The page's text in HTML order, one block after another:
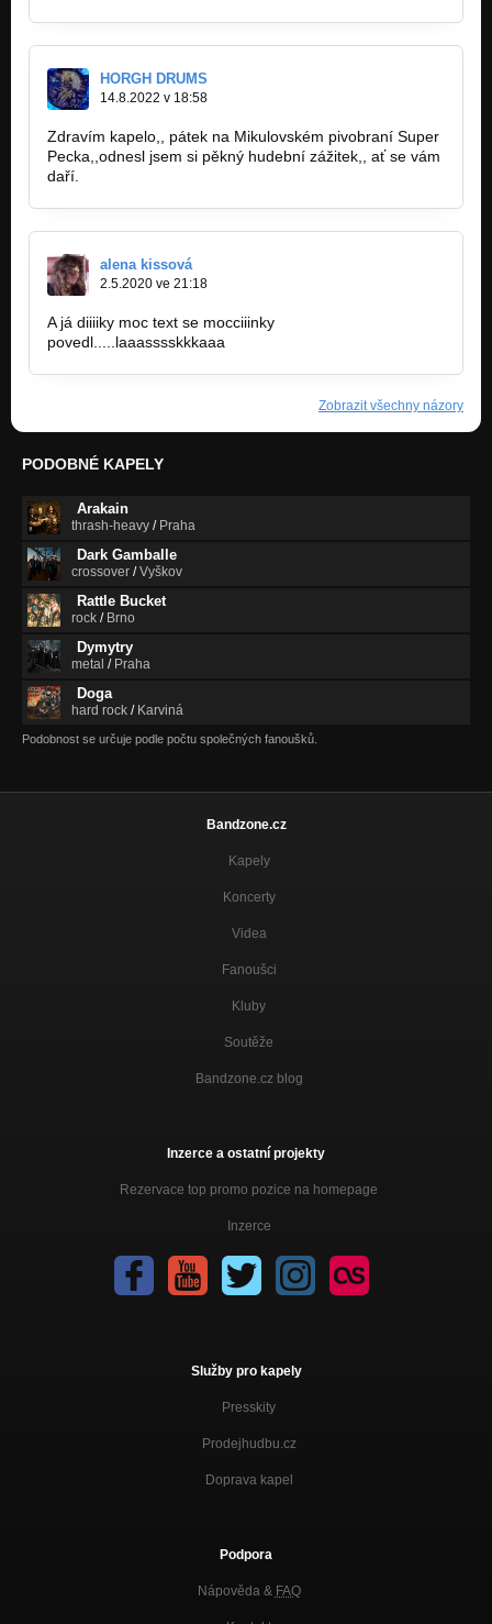
HORGH DRUMS
14.8.2022 v 18:58
Zdravím kapelo,, pátek na Mikulovském pivobraní Super
Pecka,,odnesl jsem si pěkný hudební zážitek,, ať se vám
daří.
alena kissová
2.5.2020 ve 21:18
A já diiiiky moc text se mocciiinky
povedl.....laaasssskkkaaa
Zobrazit všechny názory
PODOBNÉ KAPELY
Arakain
thrash-heavy / Praha
Dark Gamballe
crossover /Vyškov
Rattle Bucket
rock / Brno
Dymytry
metal / Praha
Doga
hard rock / Karviná
Podobnost se určuje podle počtu společných fanoušků.
Bandzone.cz
Kapely
Koncerty
Videa
Fanoušci
Kluby
Soutěže
Bandzone.cz blog
Inzerce a ostatní projekty
Rezervace top promo pozice na homepage
Inzerce
Služby pro kapely
Presskity
Prodejhudbu.cz
Doprava kapel
Podpora
Nápověda & FAQ